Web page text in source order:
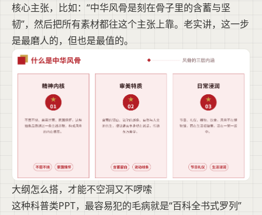
核心主张，比如：“中华风骨是刻在骨子里的含蓄与坚
韧”，然后把所有素材都往这个主张上靠。老实讲，这一步
是最磨人的，但也是最值的。
大纲怎么搭，才能不空洞又不啰嗦
这种科普类PPT，最容易犯的毛病就是“百科全书式罗列”